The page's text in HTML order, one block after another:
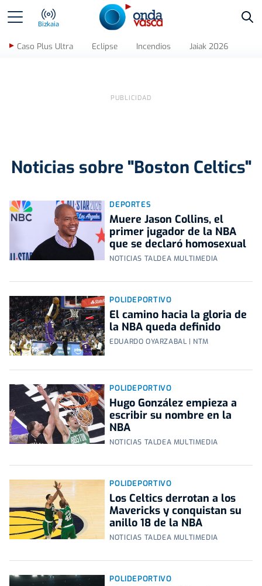
Bizkaia
Caso Plus Ultra Eclipse Incendios Jaiak 2026
Noticias sobre "Boston Celtics"
DEPORTES
Muere Jason Collins, el
primer jugador de la NBA
que se declaró homosexual
NOTICIAS TALDEA MULTIMEDIA
POLIDEPORTIVO
El camino hacia la gloria de
la NBA queda definido
EDUARDO OYARZABAL | NTM
POLIDEPORTIVO
Hugo González empieza a
escribir su nombre en la
NBA
NOTICIAS TALDEA MULTIMEDIA
POLIDEPORTIVO
Los Celtics derrotan a los
Mavericks y conquistan su
anillo 18 de la NBA
NOTICIAS TALDEA MULTIMEDIA
POLIDEPORTIVO